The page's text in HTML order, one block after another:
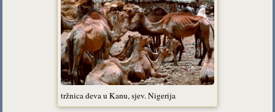
tržnica deva u Kanu, sjev. Nigerija